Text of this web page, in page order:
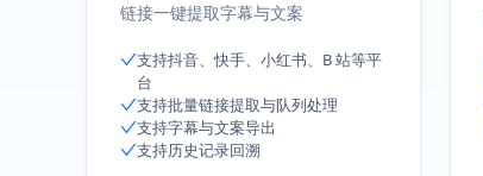
链接一键提取字幕与文案
支持抖音、快手、小红书、B 站等平
台
支持批量链接提取与队列处理
支持字幕与文案导出
支持历史记录回溯